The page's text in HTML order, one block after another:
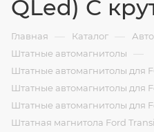
QLed) С
Главная — Каталог —
Штатные автомагнитолы —
Штатные автомагнитолы для
Штатные автомагнитолы для
Штатные автомагнитолы для
Штатная магнитола Ford